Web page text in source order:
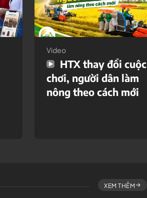
Video
HTX thay đổi cuộc
chơi, người dân làm
nông theo cách mới
XEM THÊM